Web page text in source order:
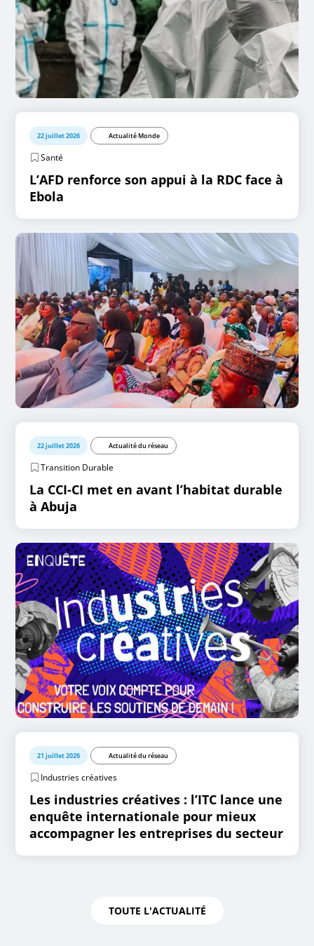
22 juillet 2026 Actualité Monde
Santé
L’AFD renforce son appui à la RDC face à
Ebola
22 juillet 2026 Actualité du réseau
Transition Durable
La CCI-CI met en avant l’habitat durable
à Abuja
21 juillet 2026 Actualité du réseau
Industries créatives
Les industries créatives : l’ITC lance une
enquête internationale pour mieux
accompagner les entreprises du secteur
TOUTE L'ACTUALITÉ